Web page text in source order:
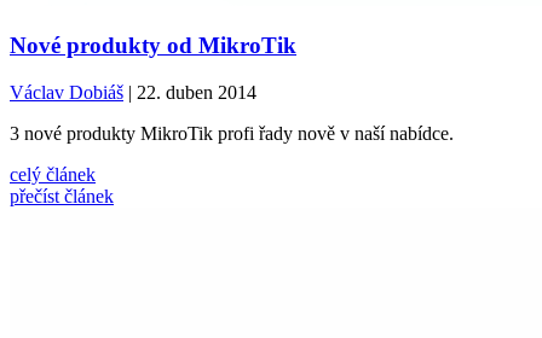
Nové produkty od MikroTik
Václav Dobiáš| 22. duben 2014
3 nové produkty MikroTik profi řady nově v naší nabídce.
celý článek
přečíst článek